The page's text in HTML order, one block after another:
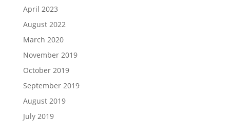
April 2023
August 2022
March 2020
November 2019
October 2019
September 2019
August 2019
July 2019